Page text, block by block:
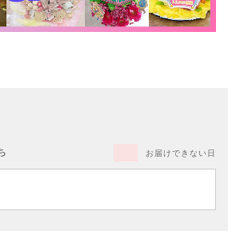
お届けできない日